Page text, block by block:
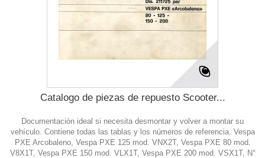
Catalogo de piezas de repuesto Scooter...
Documentación ideal si necesita desmontar y volver a montar su
vehículo. Contiene todas las tablas y los números de referencia. Vespa
PXE Arcobaleno, Vespa PXE 125 mod. VNX2T, Vespa PXE 80 mod.
V8X1T, Vespa PXE 150 mod. VLX1T, Vespa PXE 200 mod. VSX1T, N°